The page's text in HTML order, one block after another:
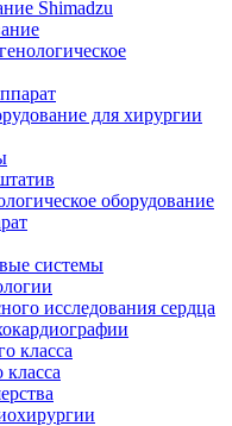
Shimadzu
для хирургии
оборудование
системы
исследования сердца
класса